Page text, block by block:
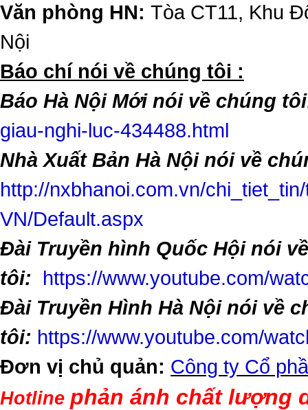
Văn phòng HN: Tòa CT11, Khu
Nội
​Báo chí nói về chúng tôi :
Báo Hà Nội Mới nói về chúng
giau-nghi-luc-434488.html
Nhà Xuất Bản Hà Nội nói về
http://nxbhanoi.com.vn/
VN/Default.aspx
Đài Truyền hình Quốc Hội nói
tôi:
https://www.youtube.com/
Đài Truyền Hình Hà Nội nói về
tôi: https://www.youtube.com/
Đơn vị chủ quản: Công ty Cổ
Hotline phản ánh chất lượng